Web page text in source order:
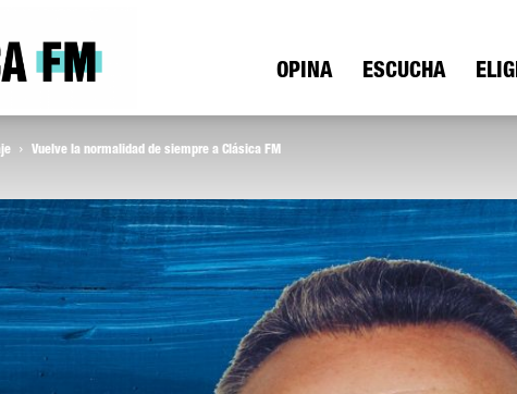
Radio
OPINA ESCUCHA
Vuelve la normalidad de siempre a Clásica FM